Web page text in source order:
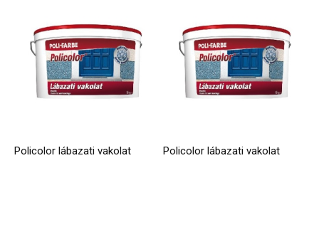
Policolor lábazati vakolat Policolor lábazati vakolat